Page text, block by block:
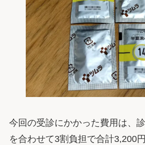
今回の受診にかかった費用は、
を合わせて3割負担で合計3,200円